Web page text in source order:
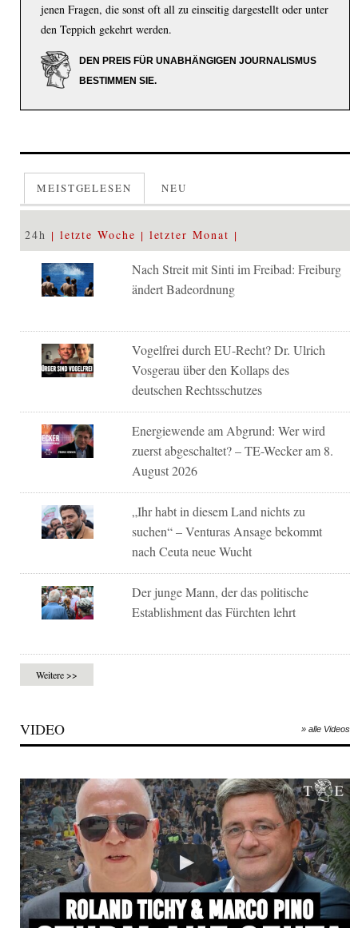
jenen Fragen, die sonst oft all zu einseitig dargestellt oder unter
den Teppich gekehrt werden.
DEN PREIS FÜR UNABHÄNGIGEN JOURNALISMUS
BESTIMMEN SIE.
MEISTGELESEN NEU
24h letzte Woche letzter Monat
Nach Streit mit Sinti im Freibad: Freiburg
ändert Badeordnung
Vogelfrei durch EU-Recht? Dr. Ulrich
Vosgerau über den Kollaps des
deutschen Rechtsschutzes
Energiewende am Abgrund: Wer wird
zuerst abgeschaltet? – TE-Wecker am 8.
August 2026
„Ihr habt in diesem Land nichts zu
suchen“ – Venturas Ansage bekommt
nach Ceuta neue Wucht
Der junge Mann, der das politische
Establishment das Fürchten lehrt
Weitere >>
VIDEO » alle Videos